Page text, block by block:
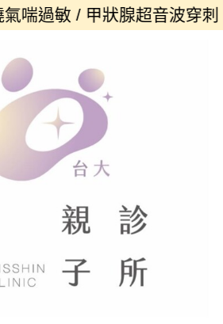
過敏 / 甲狀腺超音波穿刺